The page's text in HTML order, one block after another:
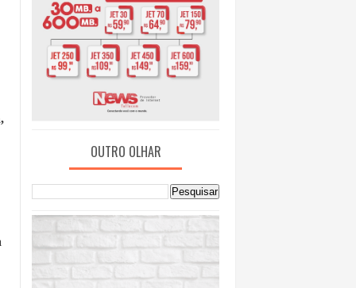
,
OUTRO OLHAR